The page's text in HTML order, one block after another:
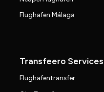
Flughafen Málaga
Transfeero Services
Flughafentransfer